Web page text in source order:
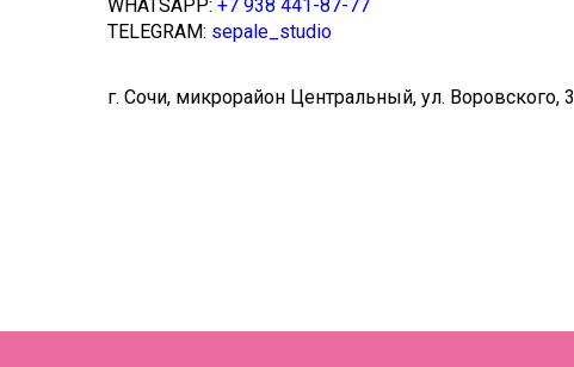
WHATSAPP: +7 938 441-87-77
TELEGRAM: sepale_studio
г. Сочи, микрорайон Центральный, ул. Воровского, 3